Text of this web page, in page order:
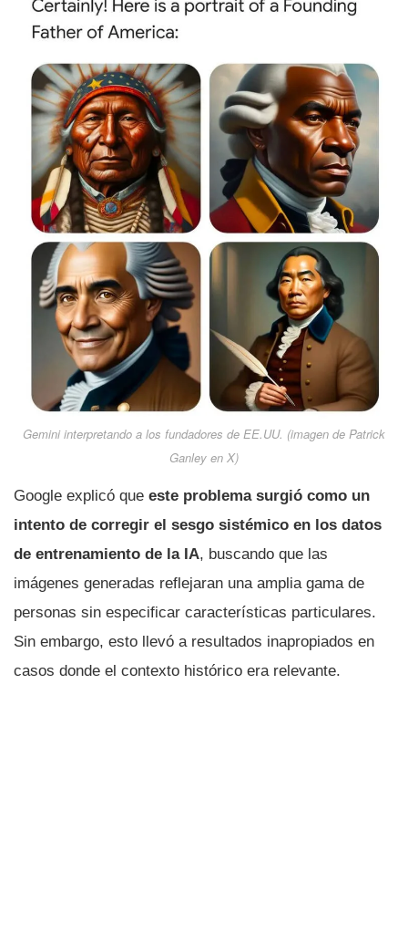
Gemini interpretando a los fundadores de EE.UU. (imagen de Patrick
Ganley en X)
Google explicó que este problema surgió como un
intento de corregir el sesgo sistémico en los datos
de entrenamiento de la IA, buscando que las
imágenes generadas reflejaran una amplia gama de
personas sin especificar características particulares.
Sin embargo, esto llevó a resultados inapropiados en
casos donde el contexto histórico era relevante.